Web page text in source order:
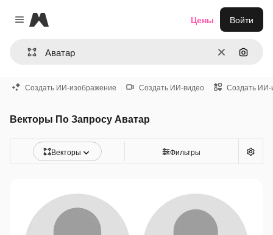
Close menu
Magnific
ОчиститьПоиск
Цены Войти
Создать ИИ-изображение Создать ИИ-видео Создать ИИ-
Векторы По Запросу Аватар
Векторы Фильтры